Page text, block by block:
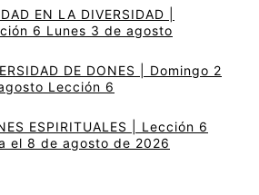
EN LA DIVERSIDAD |
6 Lunes 3 de agosto
DE DONES | Domingo 2
Lección 6
ESPIRITUALES | Lección 6
el 8 de agosto de 2026